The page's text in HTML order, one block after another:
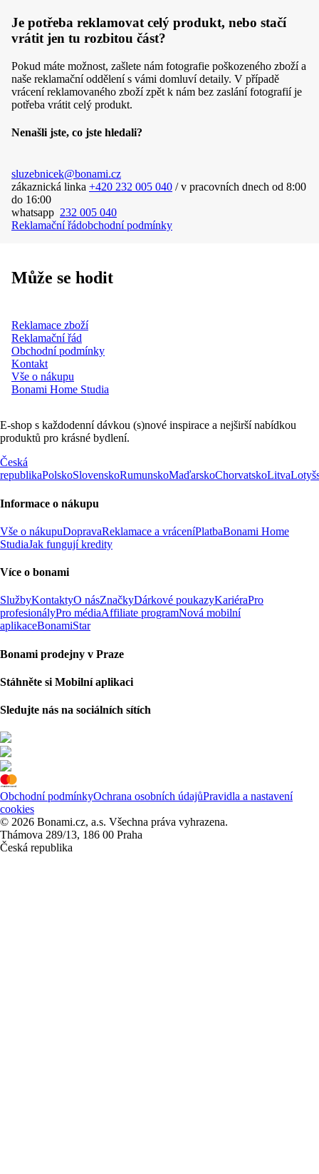
Je potřeba reklamovat celý produkt, nebo stačí
vrátit jen tu rozbitou část?
Pokud máte možnost, zašlete nám fotografie poškozeného zboží a
naše reklamační oddělení s vámi domluví detaily. V případě
vrácení reklamovaného zboží zpět k nám bez zaslání fotografií je
potřeba vrátit celý produkt.
Nenašli jste, co jste hledali?
sluzebnicek@bonami.cz
zákaznická linka +420 232 005 040 / v pracovních dnech od 8:00
do 16:00
whatsapp 232 005 040
Reklamační řádobchodní podmínky
Může se hodit
Reklamace zboží
Reklamační řád
Obchodní podmínky
Kontakt
Vše o nákupu
Bonami Home Studia
E-shop s každodenní dávkou (s)nové inspirace a nejširší nabídkou
produktů pro krásné bydlení.
Česká
republikaPolskoSlovenskoRumunskoMaďarskoChorvatskoLitva
Informace o nákupu
Vše o nákupuDopravaReklamace a vráceníPlatbaBonami Home
StudiaJak fungují kredity
Více o bonami
SlužbyKontaktyO násZnačkyDárkové poukazyKariéraPro
profesionályPro médiaAffiliate programNová mobilní
aplikaceBonamiStar
Bonami prodejny v Praze
Stáhněte si Mobilní aplikaci
Sledujte nás na sociálních sítích
Obchodní podmínkyOchrana osobních údajůPravidla a nastavení
cookies
© 2026 Bonami.cz, a.s. Všechna práva vyhrazena.
Thámova 289/13, 186 00 Praha
Česká republika